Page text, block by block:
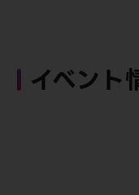
イベント